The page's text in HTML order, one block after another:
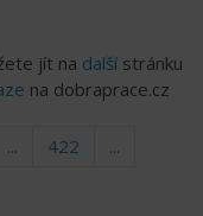
jít na další stránku
na dobraprace.cz
... 422
...